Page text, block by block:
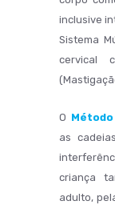
inclusive
Sistema
cervical
O
as
criança
adulto,